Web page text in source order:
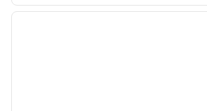
1 dari 8